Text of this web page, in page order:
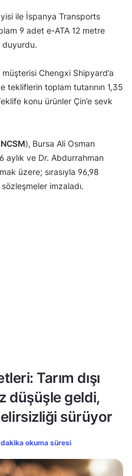
ile İspanya Transports
9 adet e-ATA 12 metre
duyurdu.
müşterisi Chengxi Shipyard’a
tekliflerin toplam tutarının 1,35
konu ürünler Çin’e sevk
), Bursa Ali Osman
aylık ve Dr. Abdurrahman
üzere; sırasıyla 96,98
imzaladı.
Tarım dışı
düşüşle geldi,
sürüyor
okuma süresi